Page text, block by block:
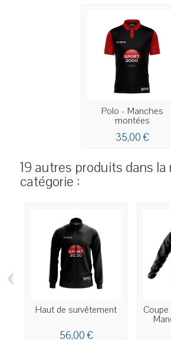
Polo - Manches
montées
35,00 €
19 autres produits dans la
catégorie :
Haut de survêtement
56,00 €
‹